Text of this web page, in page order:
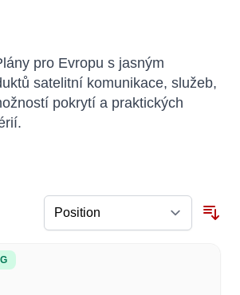
pro Evropu s jasným
satelitní komunikace, služeb,
pokrytí a praktických